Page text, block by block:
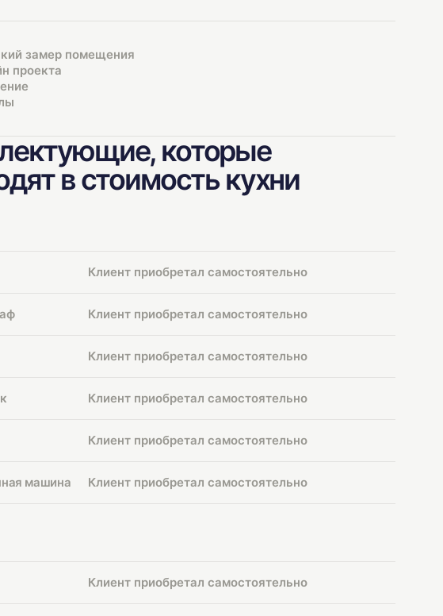
замер помещения
проекта
которые
в стоимость кухни
Клиент приобретал самостоятельно
Клиент приобретал самостоятельно
Клиент приобретал самостоятельно
Клиент приобретал самостоятельно
Клиент приобретал самостоятельно
машина Клиент приобретал самостоятельно
Клиент приобретал самостоятельно